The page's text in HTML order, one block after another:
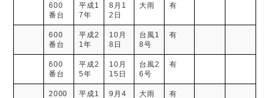
600
番台
平成1
7年
8月1
2日
大雨 有
600
番台
平成2
1年
10月
8日
台風1
8号
有
600
番台
平成2
5年
10月
15日
台風2
6号
有
2000
平成1
9月4
大雨 有